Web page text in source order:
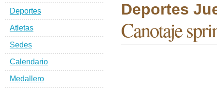
Deportes
Canotaje
Deportes
Atletas
Sedes
Calendario
Medallero